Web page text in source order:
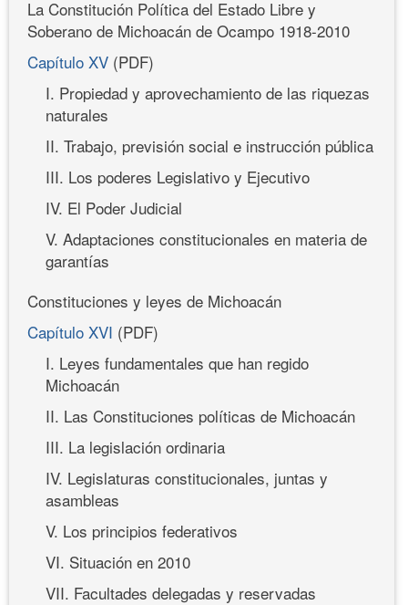
La Constitución Política del Estado Libre y
Soberano de Michoacán de Ocampo 1918-2010
Capítulo XV (PDF)
I. Propiedad y aprovechamiento de las riquezas
naturales
II. Trabajo, previsión social e instrucción pública
III. Los poderes Legislativo y Ejecutivo
IV. El Poder Judicial
V. Adaptaciones constitucionales en materia de
garantías
Constituciones y leyes de Michoacán
Capítulo XVI (PDF)
I. Leyes fundamentales que han regido
Michoacán
II. Las Constituciones políticas de Michoacán
III. La legislación ordinaria
IV. Legislaturas constitucionales, juntas y
asambleas
V. Los principios federativos
VI. Situación en 2010
VII. Facultades delegadas y reservadas